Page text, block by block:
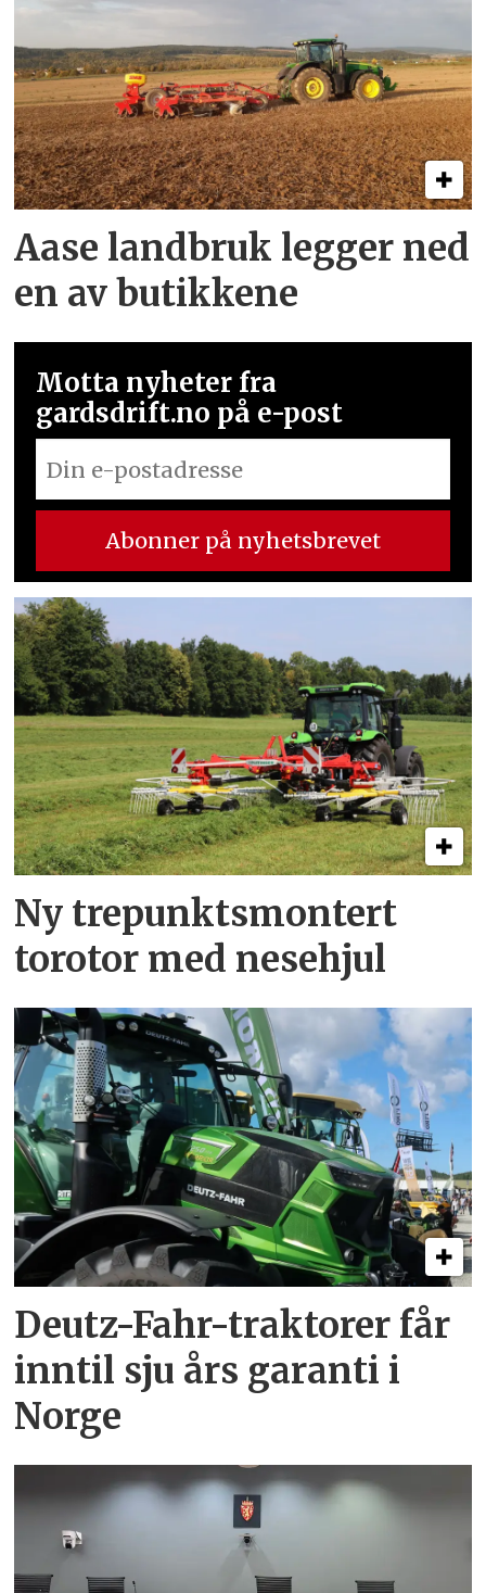
Aase landbruk legger ned
en av butikkene
Motta nyheter fra
gardsdrift.no på e-post
Ny trepunkts­montert
torotor med nesehjul
Deutz-Fahr-traktorer får
inntil sju års garanti i
Norge